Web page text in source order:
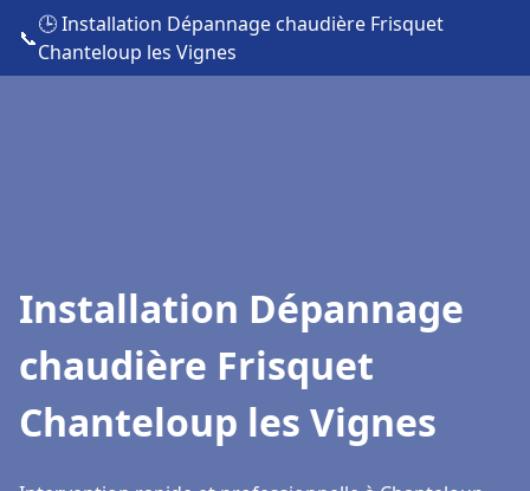
📞
🕒 Installation Dépannage chaudière Frisquet
Chanteloup les Vignes
Installation Dépannage
chaudière Frisquet
Chanteloup les Vignes